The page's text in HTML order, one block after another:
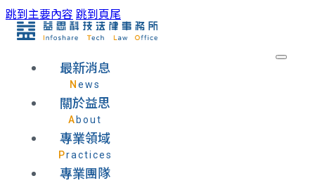
跳到主要內容 跳到頁尾
最新消息
News
關於益思
About
專業領域
Practices
專業團隊